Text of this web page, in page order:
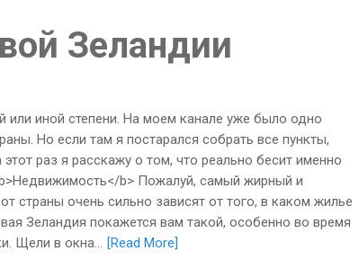
Зеландии
или иной степени. На моем канале уже было одно
Но если там я постарался собрать все пункты,
раз я расскажу о том, что реально бесит именно
b> Пожалуй, самый жирный и
страны очень сильно зависят от того, в каком жилье
Зеландия покажется вам такой, особенно во время
Щели в окна... [Read More]